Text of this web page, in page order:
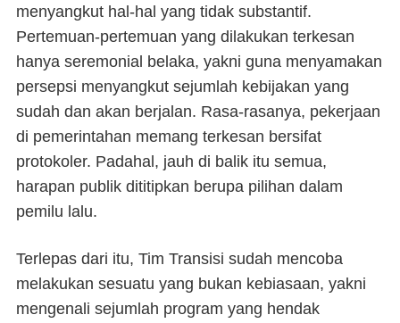
menyangkut hal-hal yang tidak substantif.
Pertemuan-pertemuan yang dilakukan terkesan
hanya seremonial belaka, yakni guna menyamakan
persepsi menyangkut sejumlah kebijakan yang
sudah dan akan berjalan. Rasa-rasanya, pekerjaan
di pemerintahan memang terkesan bersifat
protokoler. Padahal, jauh di balik itu semua,
harapan publik dititipkan berupa pilihan dalam
pemilu lalu.
Terlepas dari itu, Tim Transisi sudah mencoba
melakukan sesuatu yang bukan kebiasaan, yakni
mengenali sejumlah program yang hendak